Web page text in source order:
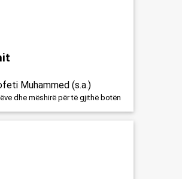
Muhammed (s.a.)
dhe mëshirë për të gjithë botën